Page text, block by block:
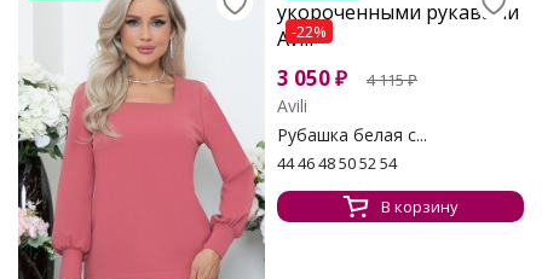
-22%
3 050₽ 4 115₽
Avili
Рубашка белая с...
44 46 48 50 52 54
В корзину